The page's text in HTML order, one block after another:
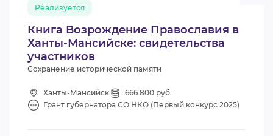
Книга Возрождение Православия в
Ханты-Мансийске: свидетельства
участников
Реализуется
Сохранение исторической памяти
Ханты-Мансийск
666 800 руб.
Грант губернатора СО НКО (Первый конкурс 2025)